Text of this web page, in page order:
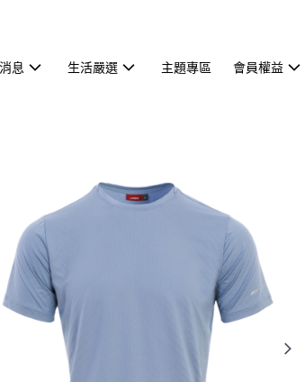
息 生活嚴選 主題專區 會員權益